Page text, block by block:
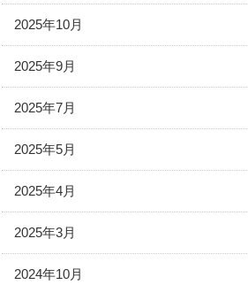
2025年10月
2025年9月
2025年7月
2025年5月
2025年4月
2025年3月
2024年10月